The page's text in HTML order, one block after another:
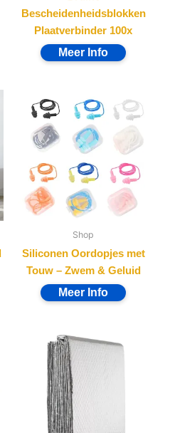
Bescheidenheidsblokken
Plaatverbinder 100x
Shop
Siliconen Oordopjes met
Touw – Zwem & Geluid